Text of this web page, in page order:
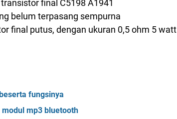
final C5198 A1941
belum terpasang sempurna
final putus, dengan ukuran 0,5 ohm 5 watt
fungsinya
mp3 bluetooth